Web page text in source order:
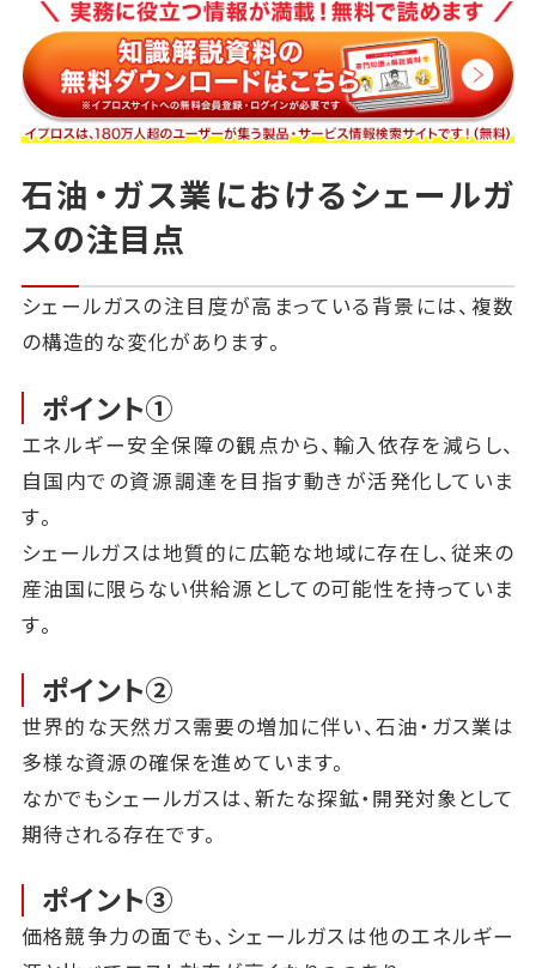
石油・ガス業におけるシェールガ
スの注目点
シェールガスの注目度が高まっている背景には、複数
の構造的な変化があります。
ポイント①
エネルギー安全保障の観点から、輸入依存を減らし、
自国内での資源調達を目指す動きが活発化していま
す。
シェールガスは地質的に広範な地域に存在し、従来の
産油国に限らない供給源としての可能性を持っていま
す。
ポイント②
世界的な天然ガス需要の増加に伴い、石油・ガス業は
多様な資源の確保を進めています。
なかでもシェールガスは、新たな探鉱・開発対象として
期待される存在です。
ポイント③
価格競争力の面でも、シェールガスは他のエネルギー